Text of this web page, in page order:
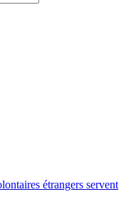
étrangers servent